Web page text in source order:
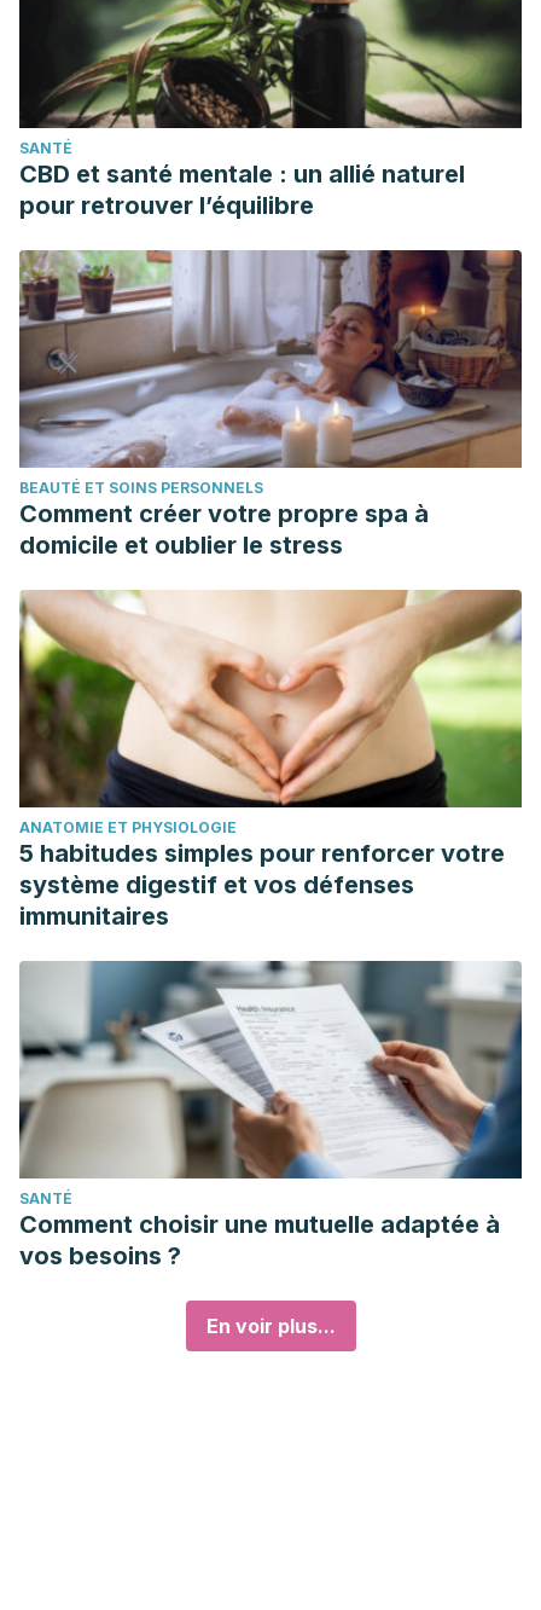
SANTÉ
CBD et santé mentale : un allié naturel
pour retrouver l’équilibre
BEAUTÉ ET SOINS PERSONNELS
Comment créer votre propre spa à
domicile et oublier le stress
ANATOMIE ET PHYSIOLOGIE
5 habitudes simples pour renforcer votre
système digestif et vos défenses
immunitaires
SANTÉ
Comment choisir une mutuelle adaptée à
vos besoins ?
En voir plus...